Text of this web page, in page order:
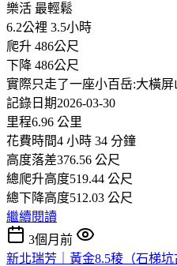
樂活 最輕鬆
6.2公裡 3.5小時
爬升 486公尺
下降 486公尺
實際只走了一座小百岳:大橫屏
記錄日期2026-03-30
里程6.96 公里
花費時間4 小時 34 分鐘
高度落差376.56 公尺
總爬升高度519.44 公尺
總下降高度512.03 公尺
繼續閱讀
3個月前
新北瑞芳｜黃金8.5稜（石梯